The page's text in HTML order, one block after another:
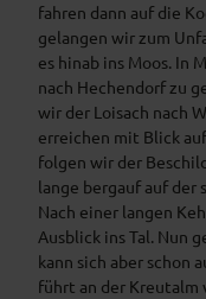
fahren dann auf die
gelangen wir zum
es hinab ins Moos. In
nach Hechendorf zu
wir der Loisach nach
erreichen mit Blick
folgen wir der
lange bergauf auf
Nach einer langen
Ausblick ins Tal. Nun
kann sich aber schon
führt an der Kreutalm